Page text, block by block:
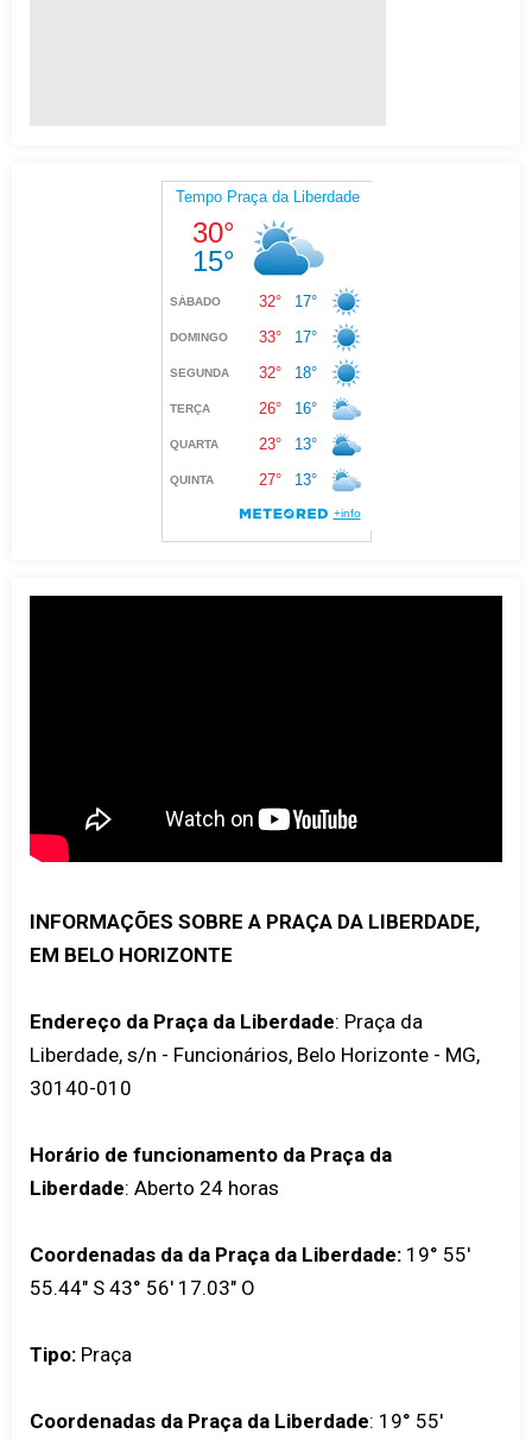
INFORMAÇÕES SOBRE A PRAÇA DA LIBERDADE,
EM BELO HORIZONTE
Endereço da Praça da Liberdade: Praça da
Liberdade, s/n - Funcionários, Belo Horizonte - MG,
30140-010
Horário de funcionamento da Praça da
Liberdade: Aberto 24 horas
Coordenadas da da Praça da Liberdade: 19° 55'
55.44" S 43° 56' 17.03" O
Tipo: Praça
Coordenadas da Praça da Liberdade: 19° 55'